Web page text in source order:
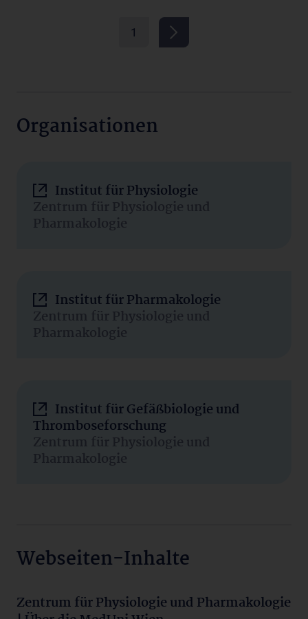
1
Organisationen
Institut für Physiologie
Zentrum für Physiologie und
Pharmakologie
Institut für Pharmakologie
Zentrum für Physiologie und
Pharmakologie
Institut für Gefäßbiologie und
Thromboseforschung
Zentrum für Physiologie und
Pharmakologie
Webseiten-Inhalte
Zentrum für Physiologie und Pharmakologie